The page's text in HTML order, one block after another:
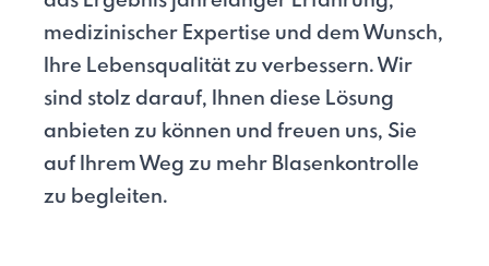
medizinischer Expertise und dem Wunsch,
Ihre Lebensqualität zu verbessern. Wir
sind stolz darauf, Ihnen diese Lösung
anbieten zu können und freuen uns, Sie
auf Ihrem Weg zu mehr Blasenkontrolle
zu begleiten.